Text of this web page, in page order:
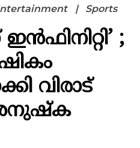
Sports
;
വിരാട്